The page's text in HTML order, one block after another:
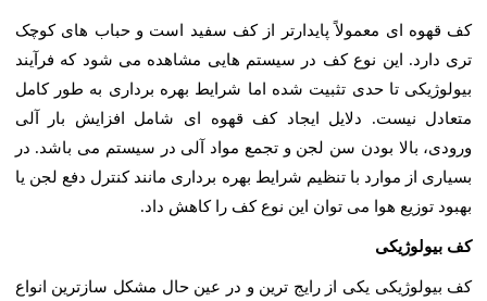
کف قهوه ای معمولاً پایدارتر از کف سفید است و حباب های کوچک
تری دارد. این نوع کف در سیستم هایی مشاهده می شود که فرآیند
بیولوژیکی تا حدی تثبیت شده اما شرایط بهره برداری به طور کامل
متعادل نیست. دلایل ایجاد کف قهوه ای شامل افزایش بار آلی
ورودی، بالا بودن سن لجن و تجمع مواد آلی در سیستم می باشد. در
بسیاری از موارد با تنظیم شرایط بهره برداری مانند کنترل دفع لجن یا
بهبود توزیع هوا می توان این نوع کف را کاهش داد.
کف بیولوژیکی
کف بیولوژیکی یکی از رایج ترین و در عین حال مشکل سازترین انواع